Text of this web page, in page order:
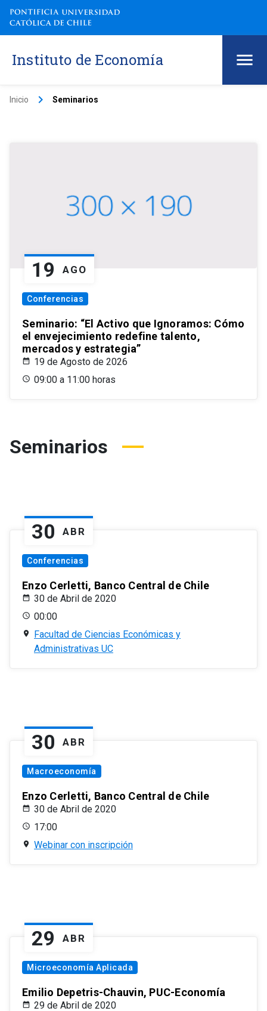
Instituto de Economía
Inicio keyboard_arrow_right Seminarios
19 AGO
Conferencias
Seminario: “El Activo que Ignoramos: Cómo
el envejecimiento redefine talento,
mercados y estrategia”
19 de Agosto de 2026
09:00 a 11:00 horas
Seminarios
30 ABR
Conferencias
Enzo Cerletti, Banco Central de Chile
30 de Abril de 2020
00:00
Facultad de Ciencias Económicas y
Administrativas UC
30 ABR
Macroeconomía
Enzo Cerletti, Banco Central de Chile
30 de Abril de 2020
17:00
Webinar con inscripción
29 ABR
Microeconomía Aplicada
Emilio Depetris-Chauvin, PUC-Economía
29 de Abril de 2020